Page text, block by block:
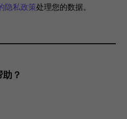
隐私政策处理您的数据。
？